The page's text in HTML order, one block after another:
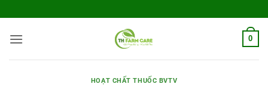
qua
nội
0
HOẠT CHẤT THUỐC BVTV